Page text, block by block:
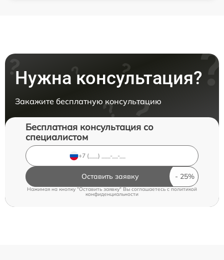
Нужна консультация?
Закажите бесплатную консультацию
Бесплатная консультация со
специалистом
Оставить заявку
Нажимая на кнопку "Оставить заявку" Вы соглашаетесь cполитикой
конфиденциальности